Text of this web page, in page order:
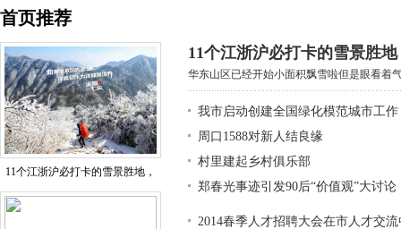
首页推荐
11个江浙沪必打卡的雪景胜地，
11个江浙沪必打卡的雪景胜
华东山区已经开始小面积飘雪啦但是眼看着
我市启动创建全国绿化模范城市工作
周口1588对新人结良缘
村里建起乡村俱乐部
郑春光事迹引发90后“价值观”大讨论
2014春季人才招聘大会在市人才交